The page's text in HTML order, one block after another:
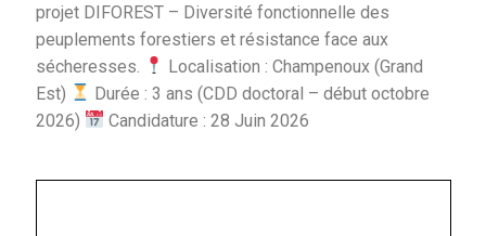
projet DIFOREST – Diversité fonctionnelle des
peuplements forestiers et résistance face aux
sécheresses.
Localisation : Champenoux (Grand
Est)
Durée : 3 ans (CDD doctoral – début octobre
2026)
Candidature : 28 Juin 2026